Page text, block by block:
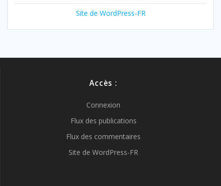
Site de WordPress-FR
Accès :
Connexion
Flux des publications
Flux des commentaires
Site de WordPress-FR